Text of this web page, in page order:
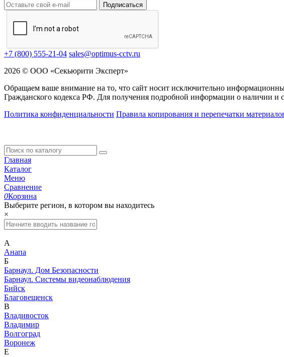
Подписаться
+7 (800) 555-21-04 sales@optimus-cctv.ru
2026 © ООО «Секьюрити Эксперт»
Обращаем ваше внимание на то, что сайт носит исключительно
Гражданского кодекса РФ. Для получения подробной информации о наличии и
Политика конфиденциальности Правила копирования и перепечатки
Главная
Каталог
Меню
Сравнение
0Корзина
Выберите регион, в котором вы находитесь
×
А
Анапа
Б
Барнаул. Дом Безопасности
Барнаул. Системы видеонаблюдения
Бийск
Благовещенск
В
Владивосток
Владимир
Волгоград
Воронеж
Е